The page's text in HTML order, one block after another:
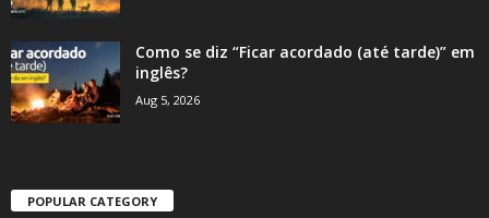
Como se diz “Ficar acordado (até tarde)” em
inglês?
Aug 5, 2026
POPULAR CATEGORY